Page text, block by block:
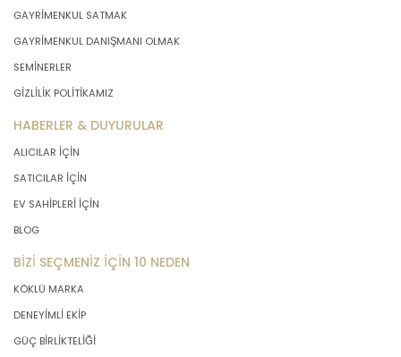
GAYRİMENKUL SATMAK
GAYRİMENKUL DANIŞMANI OLMAK
SEMİNERLER
GİZLİLİK POLİTİKAMIZ
HABERLER & DUYURULAR
ALICILAR İÇİN
SATICILAR İÇİN
EV SAHİPLERİ İÇİN
BLOG
BİZİ SEÇMENİZ İÇİN 10 NEDEN
KÖKLÜ MARKA
DENEYİMLİ EKİP
GÜÇ BİRLİKTELİĞİ